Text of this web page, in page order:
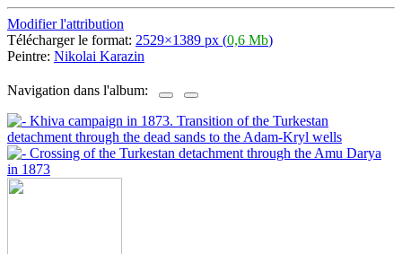
Modifier l'attribution
Télécharger le format: 2529×1389 px (0,6 Mb)
Peintre: Nikolai Karazin
Navigation dans l'album: